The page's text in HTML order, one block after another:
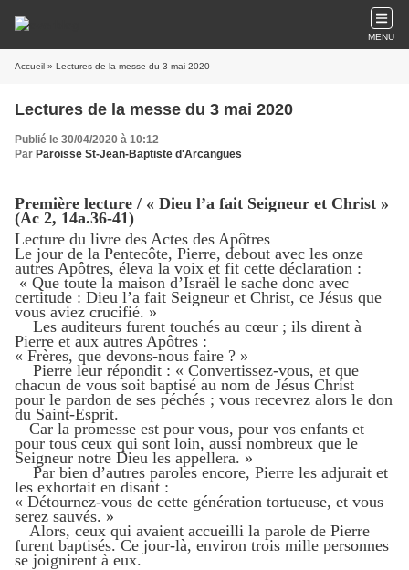
MENU
Accueil » Lectures de la messe du 3 mai 2020
Lectures de la messe du 3 mai 2020
Publié le 30/04/2020 à 10:12
Par Paroisse St-Jean-Baptiste d'Arcangues
Première lecture / « Dieu l’a fait Seigneur et Christ »
(Ac 2, 14a.36-41)
Lecture du livre des Actes des Apôtres
Le jour de la Pentecôte, Pierre, debout avec les onze
autres Apôtres, éleva la voix et fit cette déclaration :
« Que toute la maison d’Israël le sache donc avec
certitude : Dieu l’a fait Seigneur et Christ, ce Jésus que
vous aviez crucifié. »
Les auditeurs furent touchés au cœur ; ils dirent à
Pierre et aux autres Apôtres :
« Frères, que devons-nous faire ? »
Pierre leur répondit : « Convertissez-vous, et que
chacun de vous soit baptisé au nom de Jésus Christ
pour le pardon de ses péchés ; vous recevrez alors le don
du Saint-Esprit.
Car la promesse est pour vous, pour vos enfants et
pour tous ceux qui sont loin, aussi nombreux que le
Seigneur notre Dieu les appellera. »
Par bien d’autres paroles encore, Pierre les adjurait et
les exhortait en disant :
« Détournez-vous de cette génération tortueuse, et vous
serez sauvés. »
Alors, ceux qui avaient accueilli la parole de Pierre
furent baptisés. Ce jour-là, environ trois mille personnes
se joignirent à eux.